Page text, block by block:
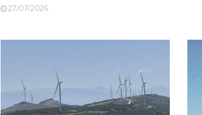
27/07/2026